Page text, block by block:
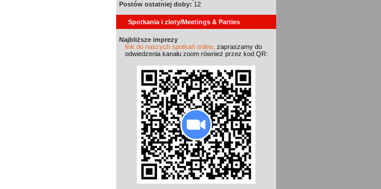
Postów ostatniej doby: 12
Spotkania i zloty/Meetings & Parties
Najbliższe imprezy
link do naszych spotkań online, zapraszamy do
odwiedzenia kanału zoom również przez kod QR: